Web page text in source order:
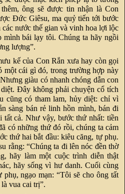
ông sẽ được tin nhận là Con
Đức Giêsu, ma quỷ tiến tới bước
các nước thế gian và vinh hoa lợi lộc
mình bái lạy tôi. Chúng ta hãy ngồi
lượng”.
kế của Con Rắn xưa hay còn gọi
một cái gì đó, trong trường hợp này
giàu có nhanh chóng dẫn con
Đây không phải chuyện cổ tích
cũng có tham lam, hủy diệt: chỉ vì
sàng bán rẻ linh hồn mình, bán đi
tất cả. Như vậy, bước thứ nhất: tiền
có những thứ đó rồi, chúng ta cảm
thứ hai bắt đầu: kiêu căng, tự phụ.
rằng: “Chúng ta đi lên nóc đền thờ
hãy làm một cuộc trình diễn thật
hãy sống vì hư danh. Cuối cùng
ngạo mạn: “Tôi sẽ cho ông tất
vua cai trị”.